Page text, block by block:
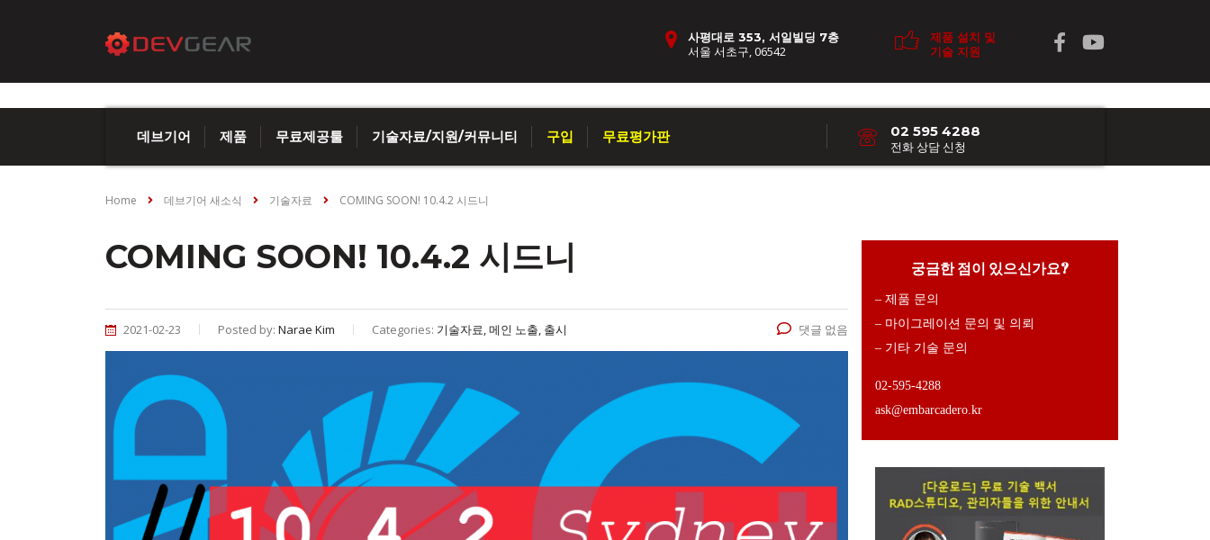
제품 설치 및
기술 지원
사평대로 353, 서일빌딩 7층
서울 서초구, 06542
데브기어 제품 무료제공툴 기술자료/지원/커뮤니티 구입 무료평가판 02 595 4288
전화 상담 신청
Home 데브기어 새소식 기술자료 COMING SOON! 10.4.2 시드니
COMING SOON! 10.4.2 시드니
2021-02-23 Posted by: Narae Kim Categories: 기술자료, 메인 노출, 출시 댓글 없음
궁금한 점이 있으신가요?
– 제품 문의
– 마이그레이션 문의 및 의뢰
– 기타 기술 문의
02-595-4288
ask@embarcadero.kr